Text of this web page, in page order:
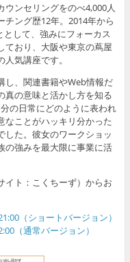
ンセリングをのべ4,000人
ング歴12年。2014年から
して、強みにフォーカス
ており、大阪や東京の蔦屋
気講座です。
、関連書籍やWeb情報だ
真の意味と活かし方を知る
の日常にどのように表われ
なことがハッキリ分かった
した。彼女のワークショッ
の強みを最大限に事業に活
ト：こくちーず）からお
（ショートバージョン）
（通常バージョン）